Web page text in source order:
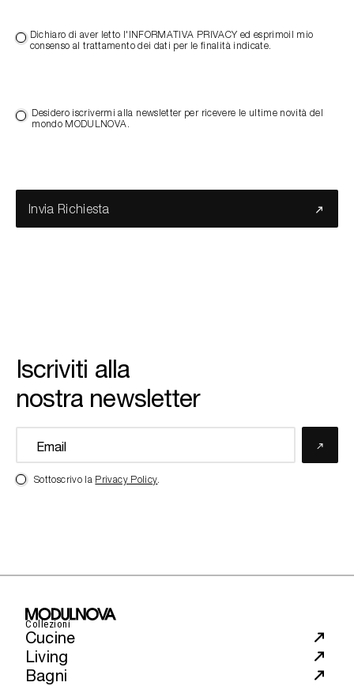
Dichiaro di aver letto l'INFORMATIVA PRIVACY ed esprimoil mio
consenso al trattamento dei dati per le finalità indicate.
Desidero iscrivermi alla newsletter per ricevere le ultime novità del
mondo MODULNOVA.
Invia Richiesta
Iscriviti alla
nostra newsletter
Sottoscrivo la Privacy Policy.
Collezioni
Cucine
Living
Bagni